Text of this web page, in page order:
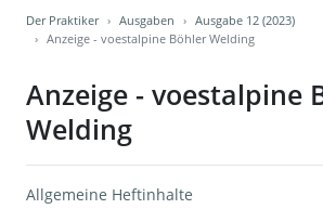
Der Praktiker Ausgaben
Ausgabe 12 (2023)
Anzeige - voestalpine Böhler Welding
Anzeige - voestalpine
Welding
Allgemeine Heftinhalte